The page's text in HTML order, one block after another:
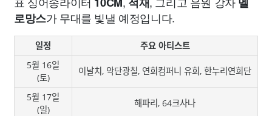
로망스가 무대를 빛낼 예정입니다.
일정
주요 아티스트
5월 16일
(토)
이날치, 악단광칠, 연희컴퍼니 유희, 한누리연희단
5월 17일
(일)
해파리, 64크사나